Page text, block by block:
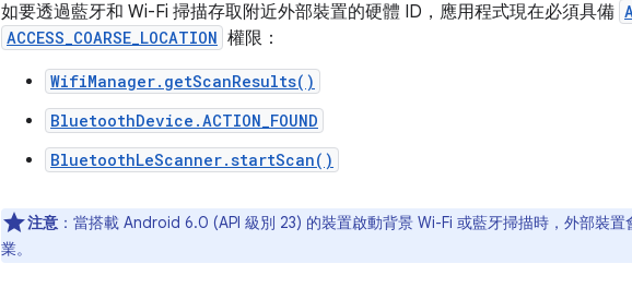
如要透過藍牙和 Wi-Fi 掃描存取附近外部裝置的硬體 ID，應用程式現在必須具備
ACCESS_COARSE_LOCATION 權限：
WifiManager.getScanResults()
BluetoothDevice.ACTION_FOUND
BluetoothLeScanner.startScan()
注意 ：當搭載 Android 6.0 (API 級別 23) 的裝置啟動背景 Wi-Fi 或藍牙掃描時，外部裝
業。